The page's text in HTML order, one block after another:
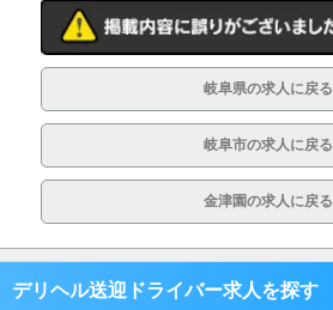
岐阜県の求人に戻る
岐阜市の求人に戻る
金津園の求人に戻る
デリヘル送迎ドライバー求人を探す